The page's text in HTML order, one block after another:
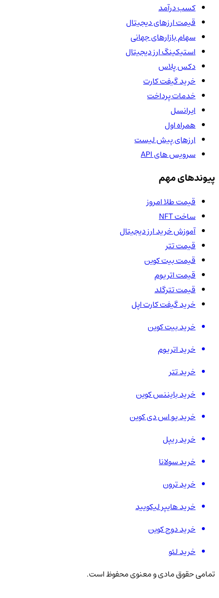
کسب درآمد
قیمت ارزهای دیجیتال
سهام بازارهای جهانی
استیکینگ ارز دیجیتال
دکس پلاس
خرید گیفت کارت
خدمات پرداخت
ایرانسل
همراه اول
ارزهای پیش لیست
سرویس های API
پیوندهای مهم
قیمت طلا امروز
ساخت NFT
آموزش خرید ارز دیجیتال
قیمت تتر
قیمت بیت کوین
قیمت اتریوم
قیمت تترگلد
خرید گیفت کارت اپل
خرید بیت کوین
خرید اتریوم
خرید تتر
خرید بایننس کوین
خرید یو اس دی کوین
خرید ریپل
خرید سولانا
خرید ترون
خرید هایپر لیکویید
خرید دوج کوین
خرید لئو
تمامی حقوق مادی و معنوی محفوظ است.